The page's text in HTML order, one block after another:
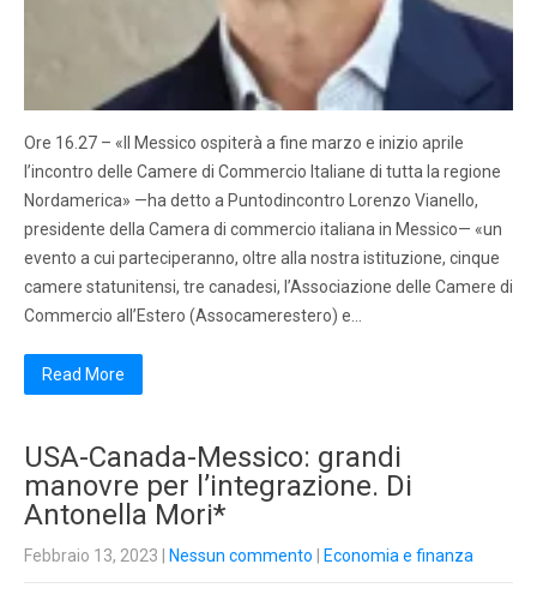
Ore 16.27 – «Il Messico ospiterà a fine marzo e inizio aprile
l’incontro delle Camere di Commercio Italiane di tutta la regione
Nordamerica» —ha detto a Puntodincontro Lorenzo Vianello,
presidente della Camera di commercio italiana in Messico— «un
evento a cui parteciperanno, oltre alla nostra istituzione, cinque
camere statunitensi, tre canadesi, l’Associazione delle Camere di
Commercio all’Estero (Assocamerestero) e…
Read More
USA-Canada-Messico: grandi
manovre per l’integrazione. Di
Antonella Mori*
Febbraio 13, 2023 Nessun commento Economia e finanza